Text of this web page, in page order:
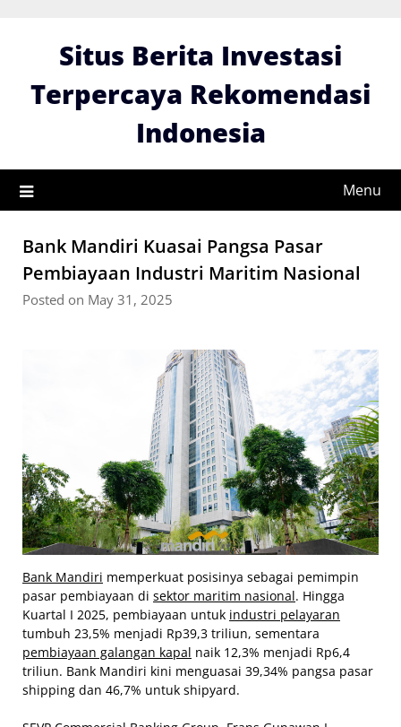
Situs Berita Investasi
Terpercaya Rekomendasi
Indonesia
Menu
Bank Mandiri Kuasai Pangsa Pasar
Pembiayaan Industri Maritim Nasional
Posted on May 31, 2025
Bank Mandiri memperkuat posisinya sebagai pemimpin
pasar pembiayaan di sektor maritim nasional. Hingga
Kuartal I 2025, pembiayaan untuk industri pelayaran
tumbuh 23,5% menjadi Rp39,3 triliun, sementara
pembiayaan galangan kapal naik 12,3% menjadi Rp6,4
triliun. Bank Mandiri kini menguasai 39,34% pangsa pasar
shipping dan 46,7% untuk shipyard.